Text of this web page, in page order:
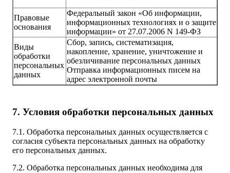
Правовые
основания
Федеральный закон «Об информации,
информационных технологиях и о защите
информации» от 27.07.2006 N 149-ФЗ
Виды
обработки
персональных
данных
Сбор, запись, систематизация,
накопление, хранение, уничтожение и
обезличивание персональных данных
Отправка информационных писем на
адрес электронной почты
7. Условия обработки персональных данных
7.1. Обработка персональных данных осуществляется с
согласия субъекта персональных данных на обработку
его персональных данных.
7.2. Обработка персональных данных необходима для